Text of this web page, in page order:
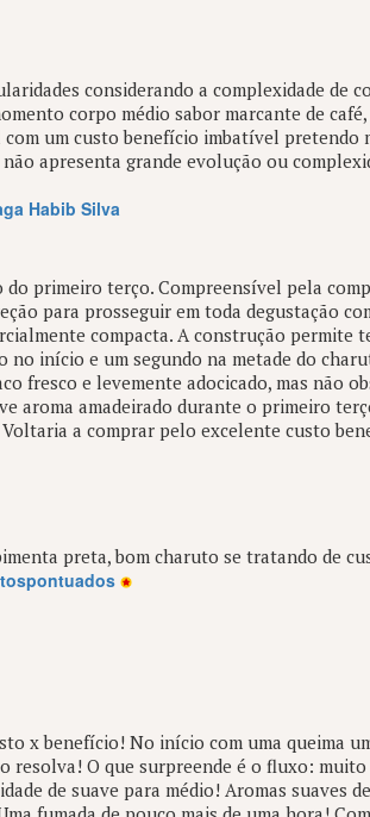
considerando a complexidade de
corpo médio sabor marcante de
um custo benefício imbatível pretendo
apresenta grande evolução ou
Habib Silva
primeiro terço. Compreensível pela
para prosseguir em toda degustação
compacta. A construção permite
no início e um segundo na metade do
fresco e levemente adocicado, mas não
aroma amadeirado durante o primeiro
a comprar pelo excelente custo
preta, bom charuto se tratando de
x benefício! No início com uma queima
resolva! O que surpreende é o fluxo:
de suave para médio! Aromas suaves